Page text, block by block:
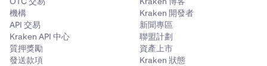
機構
API 交易
Kraken API 中心
質押獎勵
發送款項
Kraken 開發者
新聞專區
聯盟計劃
資產上市
Kraken 狀態